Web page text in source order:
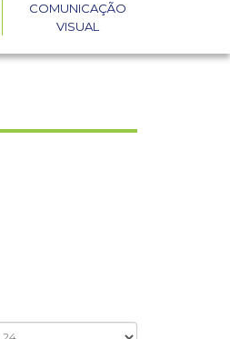
COMUNICAÇÃO
VISUAL